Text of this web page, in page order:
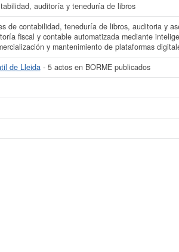
auditoría y teneduría de libros
de contabilidad, teneduría de libros, auditoria y
fiscal y contable automatizada mediante
y mantenimiento de plataformas
de Lleida- 5 actos en BORME publicados